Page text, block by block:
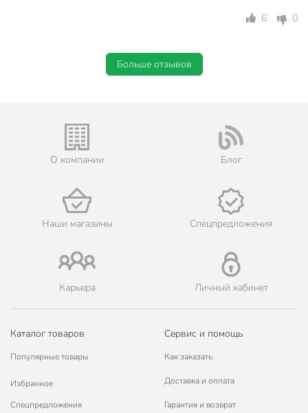
6 0
Больше отзывов
О компании Блог
Наши магазины Спецпредложения
Карьера Личный кабинет
Каталог товаров
Популярные товары
Избранное
Спецпредложения
Сервис и помощь
Как заказать
Доставка и оплата
Гарантия и возврат